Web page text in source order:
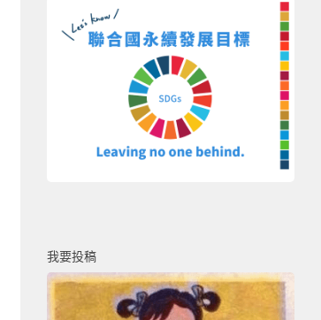
我要投稿